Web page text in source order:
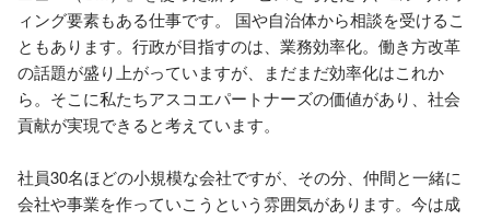
ィング要素もある仕事です。 国や自治体から相談を受けるこ
ともあります。行政が目指すのは、業務効率化。働き方改革
の話題が盛り上がっていますが、まだまだ効率化はこれか
ら。そこに私たちアスコエパートナーズの価値があり、社会
貢献が実現できると考えています。
社員30名ほどの小規模な会社ですが、その分、仲間と一緒に
会社や事業を作っていこうという雰囲気があります。今は成